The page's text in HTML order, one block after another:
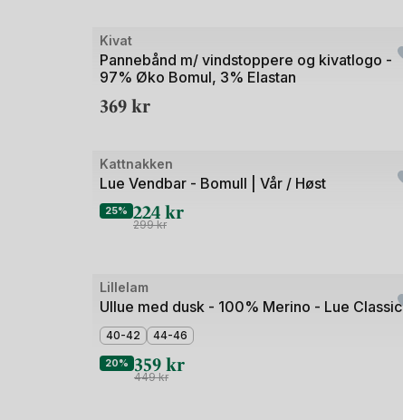
Bilde
av
4
Kivat
Pannebånd m/ vindstoppere og kivatlogo -
97% Øko Bomul, 3% Elastan
369kr
Outlet
Bilde
av
Kattnakken
Lue Vendbar - Bomull | Vår / Høst
25% 224kr
299kr
Bilde
av
Lillelam
Ullue med dusk - 100% Merino - Lue Classic
40-42 44-46
20% 359kr
449kr